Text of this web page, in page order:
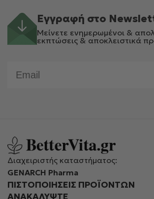
Εγγραφή στο
Μείνετε ενημερωμένοι &
εκπτώσεις & αποκλειστικά
Διαχειριστής καταστήματος:
GENARCH Pharma
ΠΙΣΤΟΠΟΙΉΣΕΙΣ ΠΡΟΪΌΝΤΩΝ
ΑΝΑΚΑΛΥΨΤΕ